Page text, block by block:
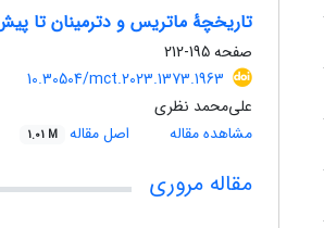
تاریخچۀ ماتریس و دترمینان ‏تا
صفحه195-212
10.30504/mct.2023.1373.1963
علی‌محمد نظری
مشاهده مقاله
اصل مقاله 1.01 M
مقاله مروری